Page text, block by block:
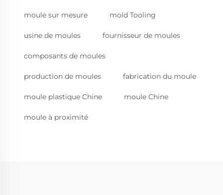
moule sur mesure mold Tooling
usine de moules fournisseur de moules
composants de moules
production de moules fabrication du moule
moule plastique Chine moule Chine
moule à proximité